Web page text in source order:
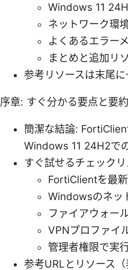
Windows 11
ネットワーク環
よくあるエラー
まとめと追加リ
参考リソースは末尾に
序章: すぐ分かる要点と要約
簡潔な結論:
Windows 11 24H2で
すぐ試せるチェックリ
FortiClientを最
Windowsのネッ
ファイアウォー
VPNプロファイ
管理者権限で実
参考URLとリソース